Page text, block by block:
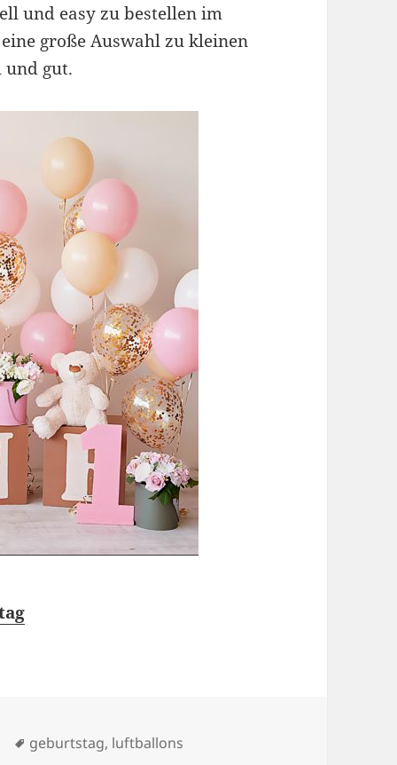
und easy zu bestellen im
große Auswahl zu kleinen
und gut.
Schlagwörter
geburtstag, luftballons